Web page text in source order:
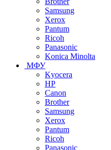
Samsung
Xerox
Pantum
Ricoh
Panasonic
Konica Minolta
МФУ
Kyocera
HP
Canon
Brother
Samsung
Xerox
Pantum
Ricoh
Panasonic